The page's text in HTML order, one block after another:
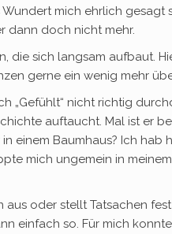
mich ehrlich gesagt
dann doch nicht mehr.
die sich langsam aufbaut.
gerne ein wenig mehr
„Gefühlt“ nicht richtig
auftaucht. Mal ist er
einem Baumhaus? Ich hab
mich ungemein in
oder stellt Tatsachen
einfach so. Für mich